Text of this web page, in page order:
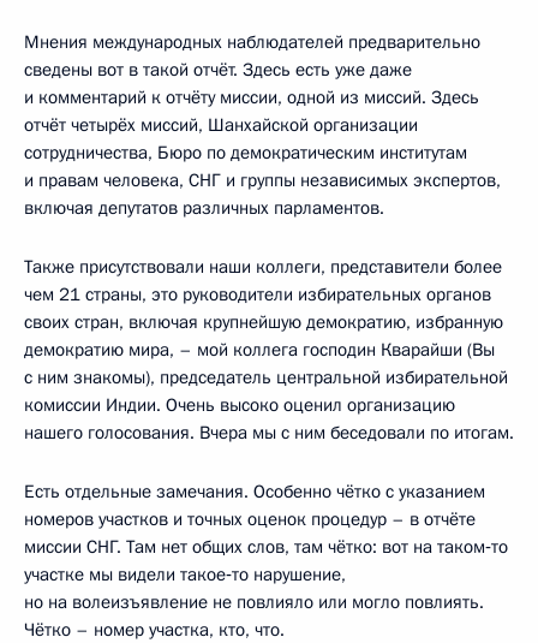
Мнения международных наблюдателей предварительно
сведены вот в такой отчёт. Здесь есть уже даже
и комментарий к отчёту миссии, одной из миссий. Здесь
отчёт четырёх миссий, Шанхайской организации
сотрудничества, Бюро по демократическим институтам
и правам человека, СНГ и группы независимых экспертов,
включая депутатов различных парламентов.
Также присутствовали наши коллеги, представители более
чем 21 страны, это руководители избирательных органов
своих стран, включая крупнейшую демократию, избранную
демократию мира, – мой коллега господин Кварайши (Вы
с ним знакомы), председатель центральной избирательной
комиссии Индии. Очень высоко оценил организацию
нашего голосования. Вчера мы с ним беседовали по итогам.
Есть отдельные замечания. Особенно чётко с указанием
номеров участков и точных оценок процедур – в отчёте
миссии СНГ. Там нет общих слов, там чётко: вот на таком‑то
участке мы видели такое‑то нарушение,
но на волеизъявление не повлияло или могло повлиять.
Чётко – номер участка, кто, что.